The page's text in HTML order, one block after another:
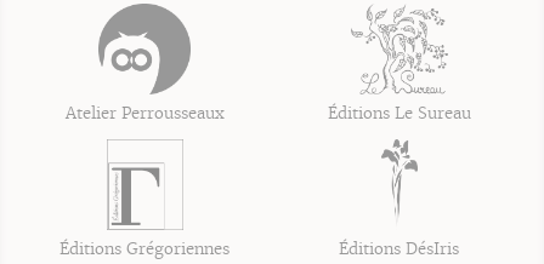
Atelier Perrousseaux Éditions Le Sureau
Éditions Grégoriennes Éditions DésIris